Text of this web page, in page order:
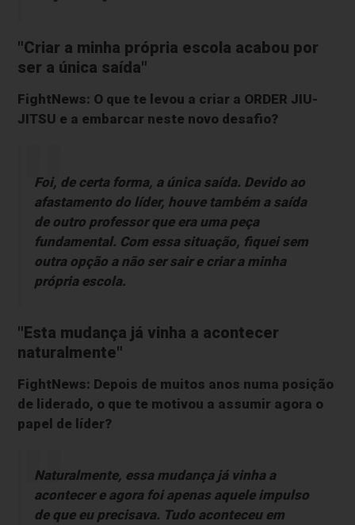
"Criar a minha própria escola acabou por
ser a única saída"
FightNews: O que te levou a criar a ORDER JIU-
JITSU e a embarcar neste novo desafio?
Foi, de certa forma, a única saída. Devido ao
afastamento do líder, houve também a saída
de outro professor que era uma peça
fundamental. Com essa situação, fiquei sem
outra opção a não ser sair e criar a minha
própria escola.
"Esta mudança já vinha a acontecer
naturalmente"
FightNews: Depois de muitos anos numa posição
de liderado, o que te motivou a assumir agora o
papel de líder?
Naturalmente, essa mudança já vinha a
acontecer e agora foi apenas aquele impulso
de que eu precisava. Tudo aconteceu em